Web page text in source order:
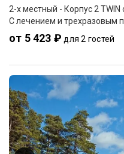
2-x местный - Корпус 2
С лечением и трехразовым
от 5 423 ₽ для 2 гостей